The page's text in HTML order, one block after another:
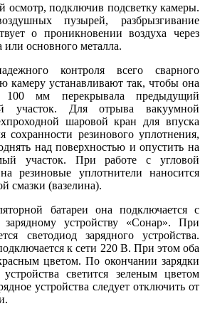
осмотр, подключив подсветку камеры.
пузырей, разбрызгивание
о проникновении воздуха через
основного металла.
контроля всего сварного
камеру устанавливают так, чтобы она
мм перекрывала предыдущий
участок. Для отрыва вакуумной
шаровой кран для впуска
сохранности резинового уплотнения,
над поверхностью и опустить на
участок. При работе с угловой
резиновые уплотнители наносится
смазки (вазелина).
батареи она подключается с
устройству «Сонар». При
светодиод зарядного устройства.
к сети 220 В. При этом оба
цветом. По окончании зарядки
устройства светится зеленым цветом
устройства следует отключить от